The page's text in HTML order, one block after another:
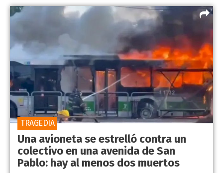
Una avioneta se estrelló contra un
colectivo en una avenida de San
Pablo: hay al menos dos muertos
TRAGEDIA